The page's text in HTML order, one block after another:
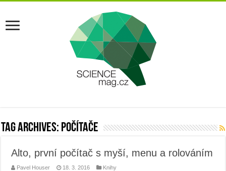
Tag Archives: počítače
Alto, první počítač s myší, menu a rolováním
Pavel Houser 18. 3. 2016 Knihy